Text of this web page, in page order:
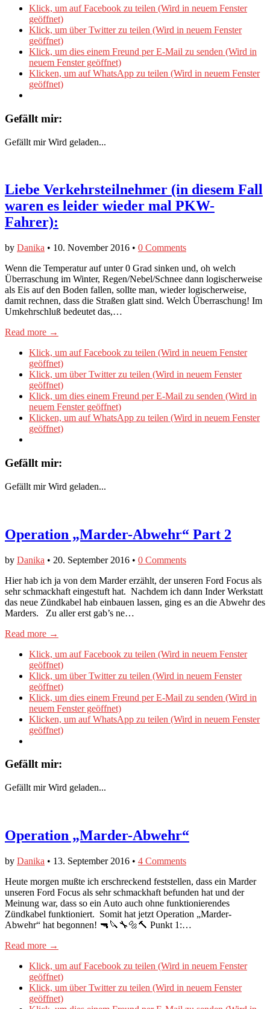
Klick, um auf Facebook zu teilen (Wird in neuem Fenster
geöffnet)
Klick, um über Twitter zu teilen (Wird in neuem Fenster
geöffnet)
Klick, um dies einem Freund per E-Mail zu senden (Wird in
neuem Fenster geöffnet)
Klicken, um auf WhatsApp zu teilen (Wird in neuem Fenster
geöffnet)
Gefällt mir:
Gefällt mir Wird geladen...
Liebe Verkehrsteilnehmer (in diesem Fall
waren es leider wieder mal PKW-
Fahrer):
by Danika • 10. November 2016 • 0 Comments
Wenn die Temperatur auf unter 0 Grad sinken und, oh welch
Überraschung im Winter, Regen/Nebel/Schnee dann logischerweise
als Eis auf den Boden fallen, sollte man, wieder logischerweise,
damit rechnen, dass die Straßen glatt sind. Welch Überraschung! Im
Umkehrschluß bedeutet das,…
Read more →
Klick, um auf Facebook zu teilen (Wird in neuem Fenster
geöffnet)
Klick, um über Twitter zu teilen (Wird in neuem Fenster
geöffnet)
Klick, um dies einem Freund per E-Mail zu senden (Wird in
neuem Fenster geöffnet)
Klicken, um auf WhatsApp zu teilen (Wird in neuem Fenster
geöffnet)
Gefällt mir:
Gefällt mir Wird geladen...
Operation „Marder-Abwehr“ Part 2
by Danika • 20. September 2016 • 0 Comments
Hier hab ich ja von dem Marder erzählt, der unseren Ford Focus als
sehr schmackhaft eingestuft hat. Nachdem ich dann Inder Werkstatt
das neue Zündkabel hab einbauen lassen, ging es an die Abwehr des
Marders. Zu aller erst gab’s ne…
Read more →
Klick, um auf Facebook zu teilen (Wird in neuem Fenster
geöffnet)
Klick, um über Twitter zu teilen (Wird in neuem Fenster
geöffnet)
Klick, um dies einem Freund per E-Mail zu senden (Wird in
neuem Fenster geöffnet)
Klicken, um auf WhatsApp zu teilen (Wird in neuem Fenster
geöffnet)
Gefällt mir:
Gefällt mir Wird geladen...
Operation „Marder-Abwehr“
by Danika • 13. September 2016 • 4 Comments
Heute morgen mußte ich erschreckend feststellen, dass ein Marder
unseren Ford Focus als sehr schmackhaft befunden hat und der
Meinung war, dass so ein Auto auch ohne funktionierendes
Zündkabel funktioniert. Somit hat jetzt Operation „Marder-
Abwehr“ hat begonnen! 🔫🔪🔧🔩🔨 Punkt 1:…
Read more →
Klick, um auf Facebook zu teilen (Wird in neuem Fenster
geöffnet)
Klick, um über Twitter zu teilen (Wird in neuem Fenster
geöffnet)